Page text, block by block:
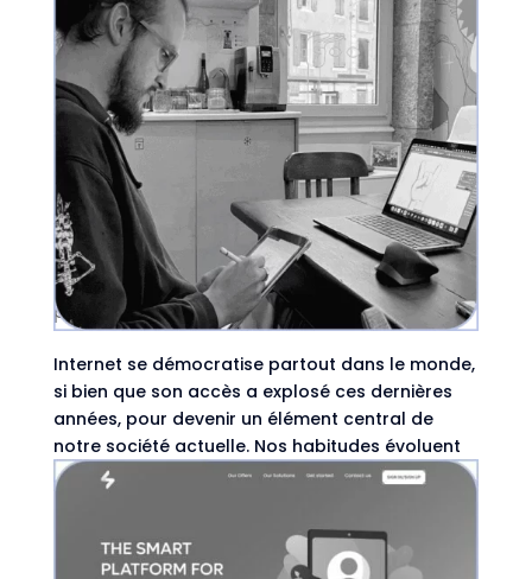
Créer des sites accessibles à tous, pour un
Internet plus inclusif
par Astrid Van Hal|Oct 14, 2025 Frontend IRL
Internet se démocratise partout dans le monde,
si bien que son accès a explosé ces dernières
années, pour devenir un élément central de
notre société actuelle. Nos habitudes évoluent
et doivent s’adapter aux différentes et